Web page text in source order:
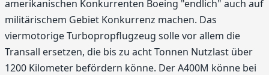
amerikanischen Konkurrenten Boeing "endlich" auch auf
militärischem Gebiet Konkurrenz machen. Das
viermotorige Turbopropflugzeug solle vor allem die
Transall ersetzen, die bis zu acht Tonnen Nutzlast über
1200 Kilometer befördern könne. Der A400M könne bei